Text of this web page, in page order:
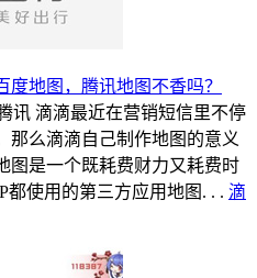
地图，腾讯地图不香吗？
讯 滴滴最近在营销短信里不停
那么滴滴自己制作地图的意义
图是一个既耗费财力又耗费时
都使用的第三方应用地图. . . 滴